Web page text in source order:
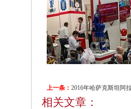
上一条： 2016年哈萨克斯坦阿
展览会
相关文章：